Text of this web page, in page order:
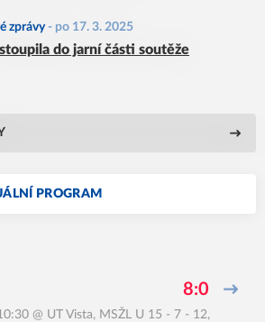
zprávy- po 17. 3. 2025
do jarní části soutěže
PROGRAM
8:0
@ UT Vista, MSŽL U 15 - 7 - 12,